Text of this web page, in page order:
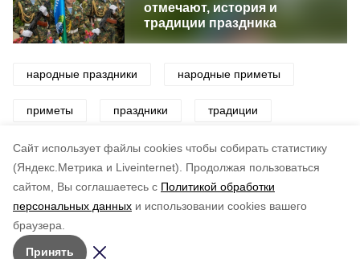
Cайт использует файлы cookies чтобы собирать статистику
(Яндекс.Метрика и Liveinternet).
Продолжая пользоваться
сайтом, Вы соглашаетесь с Политикой обработки
персональных данных и использовании cookies вашего
браузера.
Принять
отмечают, история и
традиции праздника
народные праздники народные приметы
приметы праздники традиции
поверья
по оценке
5